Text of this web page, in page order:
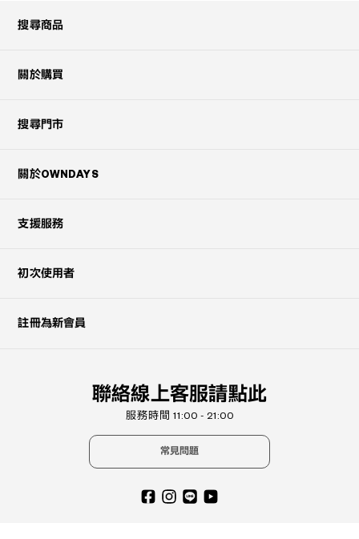
搜尋商品
關於購買
搜尋門市
關於OWNDAYS
支援服務
初次使用者
註冊為新會員
聯絡線上客服請點此
服務時間 11:00 - 21:00
常見問題